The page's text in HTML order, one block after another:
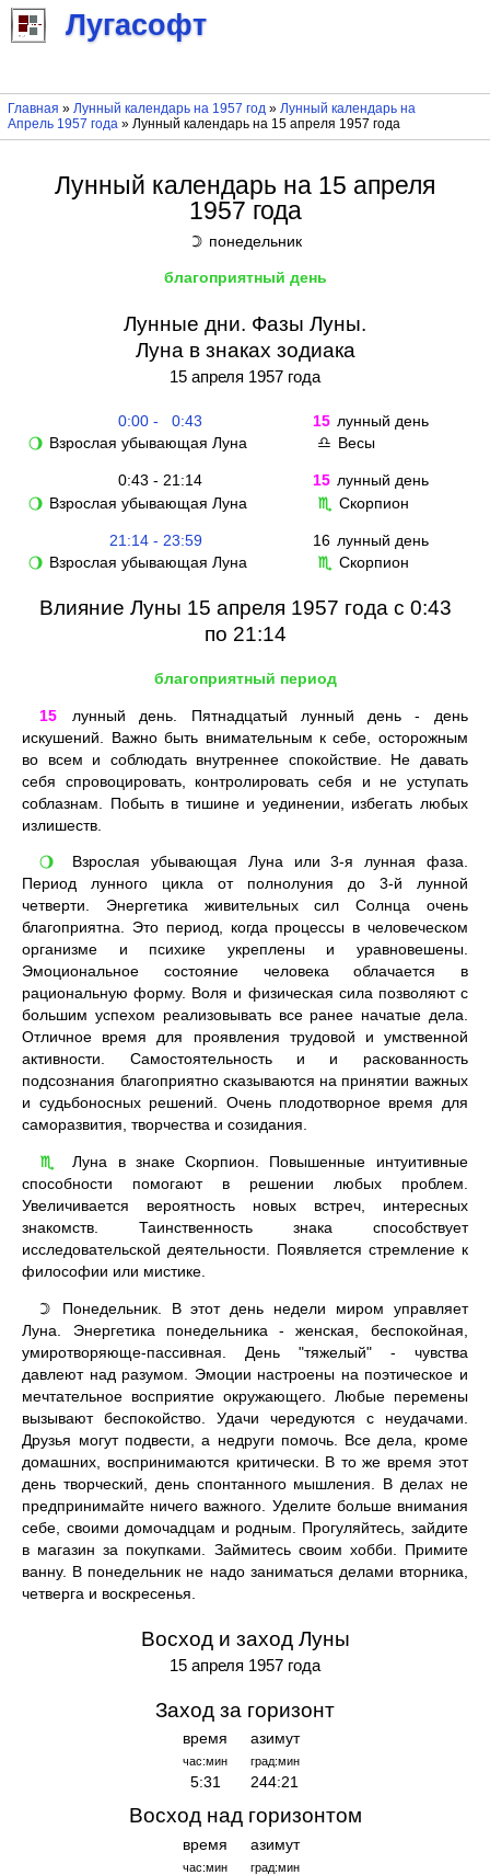
Лугасофт
Главная » Лунный календарь на 1957 год» Лунный календарь на
Апрель 1957 года» Лунный календарь на 15 апреля 1957 года
Лунный календарь на 15 апреля
1957 года
☽ понедельник
благоприятный день
Лунные дни. Фазы Луны.
Луна в знаках зодиака
15 апреля 1957 года
0:00 - 0:43 15 лунный день
🌖 Взрослая убывающая Луна ♎ Весы
0:43 - 21:14 15 лунный день
🌖 Взрослая убывающая Луна ♏ Скорпион
21:14 - 23:59 16 лунный день
🌖 Взрослая убывающая Луна ♏ Скорпион
Влияние Луны 15 апреля 1957 года с 0:43
по 21:14
благоприятный период
15
лунный день. Пятнадцатый лунный день - день
искушений. Важно быть внимательным к себе, осторожным
во всем и соблюдать внутреннее спокойствие. Не давать
себя спровоцировать, контролировать себя и не уступать
соблазнам. Побыть в тишине и уединении, избегать любых
излишеств.
🌖
Взрослая убывающая Луна или 3-я лунная фаза.
Период лунного цикла от полнолуния до 3-й лунной
четверти. Энергетика живительных сил Солнца очень
благоприятна. Это период, когда процессы в человеческом
организме и психике укреплены и уравновешены.
Эмоциональное состояние человека облачается в
рациональную форму. Воля и физическая сила позволяют с
большим успехом реализовывать все ранее начатые дела.
Отличное время для проявления трудовой и умственной
активности. Самостоятельность и и раскованность
подсознания благоприятно сказываются на принятии важных
и судьбоносных решений. Очень плодотворное время для
саморазвития, творчества и созидания.
♏
Луна в знаке Скорпион. Повышенные интуитивные
способности помогают в решении любых проблем.
Увеличивается вероятность новых встреч, интересных
знакомств. Таинственность знака способствует
исследовательской деятельности. Появляется стремление к
философии или мистике.
☽
Понедельник. В этот день недели миром управляет
Луна. Энергетика понедельника - женская, беспокойная,
умиротворяюще-пассивная. День "тяжелый" - чувства
давлеют над разумом. Эмоции настроены на поэтическое и
мечтательное восприятие окружающего. Любые перемены
вызывают беспокойство. Удачи чередуются с неудачами.
Друзья могут подвести, а недруги помочь. Все дела, кроме
домашних, воспринимаются критически. В то же время этот
день творческий, день спонтанного мышления. В делах не
предпринимайте ничего важного. Уделите больше внимания
себе, своими домочадцам и родным. Прогуляйтесь, зайдите
в магазин за покупками. Займитесь своим хобби. Примите
ванну. В понедельник не надо заниматься делами вторника,
четверга и воскресенья.
Восход и заход Луны
15 апреля 1957 года
Заход за горизонт
время
час:мин
5:31
азимут
град:мин
244:21
Восход над горизонтом
время
час:мин
азимут
град:мин